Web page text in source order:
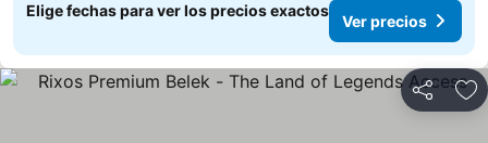
Elige fechas para ver los precios exactos
Ver precios
Compartir